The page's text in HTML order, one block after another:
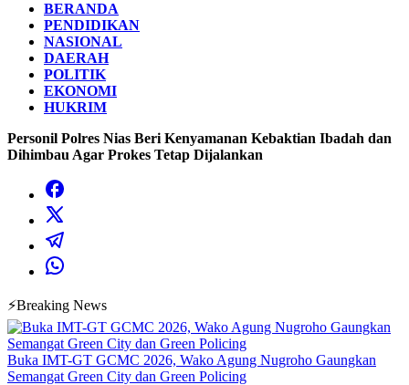
BERANDA
PENDIDIKAN
NASIONAL
DAERAH
POLITIK
EKONOMI
HUKRIM
Personil Polres Nias Beri Kenyamanan Kebaktian Ibadah dan
Dihimbau Agar Prokes Tetap Dijalankan
⚡Breaking News
Buka IMT-GT GCMC 2026, Wako Agung Nugroho Gaungkan
Semangat Green City dan Green Policing